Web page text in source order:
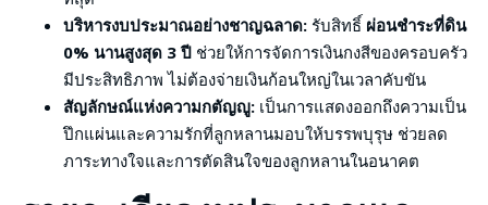
บริหารงบประมาณอย่างชาญฉลาด: รับสิทธิ์ ผ่อนชำระที่ดิน
0% นานสูงสุด 3 ปี ช่วยให้การจัดการเงินกงสีของครอบครัว
มีประสิทธิภาพ ไม่ต้องจ่ายเงินก้อนใหญ่ในเวลาคับขัน
สัญลักษณ์แห่งความกตัญญู: เป็นการแสดงออกถึงความเป็น
ปึกแผ่นและความรักที่ลูกหลานมอบให้บรรพบุรุษ ช่วยลด
ภาระทางใจและการตัดสินใจของลูกหลานในอนาคต